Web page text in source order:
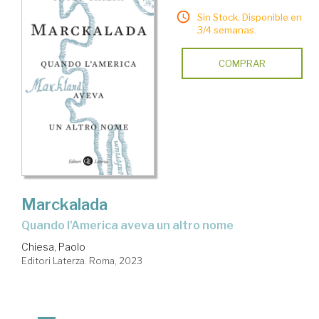
Sin Stock. Disponible en
3/4 semanas.
COMPRAR
Marckalada
Quando l'America aveva un altro nome
Chiesa, Paolo
Editori Laterza. Roma, 2023